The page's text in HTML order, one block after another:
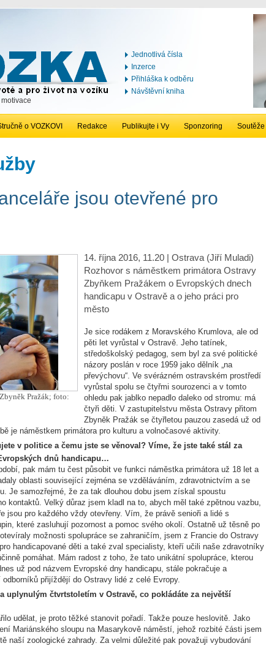
Jednotlivá čísla
Inzerce
Přihláška k odběru
Návštěvní kniha
o VOZKOVI Redakce Publikujte i Vy Sponzoring Soutěže
jsou otevřené pro
Pražák; foto:
14. října 2016, 11.20 | Ostrava (Jiří Muladi)
Rozhovor s náměstkem primátora Ostravy
Zbyňkem Pražákem o Evropských dnech
handicapu v Ostravě a o jeho práci pro
město
Je sice rodákem z Moravského Krumlova, ale od
pěti let vyrůstal v Ostravě. Jeho tatínek,
středoškolský pedagog, sem byl za své politické
názory poslán v roce 1959 jako dělník „na
převýchovu“. Ve svérázném ostravském prostředí
vyrůstal spolu se čtyřmi sourozenci a v tomto
ohledu pak jablko nepadlo daleko od stromu: má
čtyři děti. V zastupitelstvu města Ostravy přitom
Zbyněk Pražák se čtyřletou pauzou zasedá už od
je náměstkem primátora pro kulturu a volnočasové aktivity.
v politice a čemu jste se věnoval? Víme, že jste také stál za
dnů handicapu…
pak mám tu čest působit ve funkci náměstka primátora už 18 let a
oblasti související zejména se vzděláváním, zdravotnictvím a se
Je samozřejmé, že za tak dlouhou dobu jsem získal spoustu
kontaktů. Velký důraz jsem kladl na to, abych měl také zpětnou vazbu,
jsou pro každého vždy otevřeny. Vím, že právě senioři a lidé s
které zasluhují pozornost a pomoc svého okolí. Ostatně už těsně po
možnosti spolupráce se zahraničím, jsem z Francie do Ostravy
handicapované děti a také zval specialisty, kteří učili naše zdravotníky
pomáhat. Mám radost z toho, že tato unikátní spolupráce, kterou
už pod názvem Evropské dny handicapu, stále pokračuje a
odborníků přijíždějí do Ostravy lidé z celé Evropy.
uplynulým čtvrtstoletím v Ostravě, co pokládáte za největší
udělat, je proto těžké stanovit pořadí. Takže pouze heslovitě. Jako
Mariánského sloupu na Masarykově náměstí, jehož rozbité části jsem
naší zoologické zahrady. Za velmi důležité pak považuji vybudování